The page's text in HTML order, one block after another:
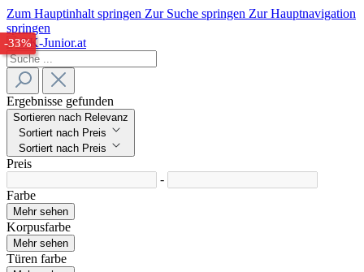
Zum Hauptinhalt springen Zur Suche springen Zur Hauptnavigation
springen
Ergebnisse gefunden
Sortieren nach Relevanz
Sortiert nach Preis
Sortiert nach Preis
Preis
-
Farbe
Mehr sehen
Korpusfarbe
Mehr sehen
Türen farbe
-34%
-33%